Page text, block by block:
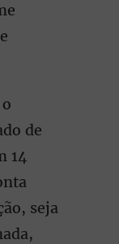
de
14
seja